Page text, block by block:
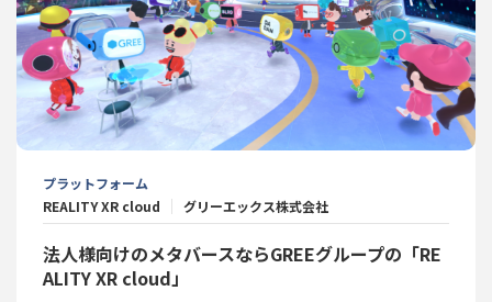
プラットフォーム
REALITY XR cloud
グリーエックス株式会社
法人様向けのメタバースならGREEグループの「RE
ALITY XR cloud」